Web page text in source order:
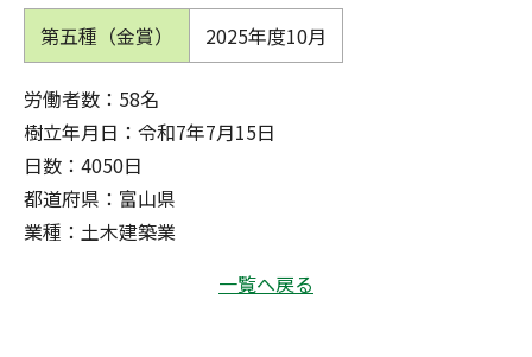
第五種（金賞） 2025年度10月
労働者数：58名
樹立年月日：令和7年7月15日
日数：4050日
都道府県：富山県
業種：土木建築業
一覧へ戻る